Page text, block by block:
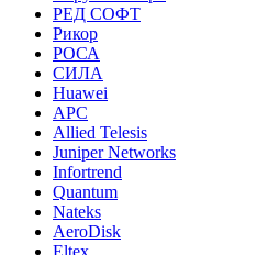
РЕД СОФТ
Рикор
РОСА
СИЛА
Huawei
APC
Allied Telesis
Juniper Networks
Infortrend
Quantum
Nateks
AeroDisk
Eltex